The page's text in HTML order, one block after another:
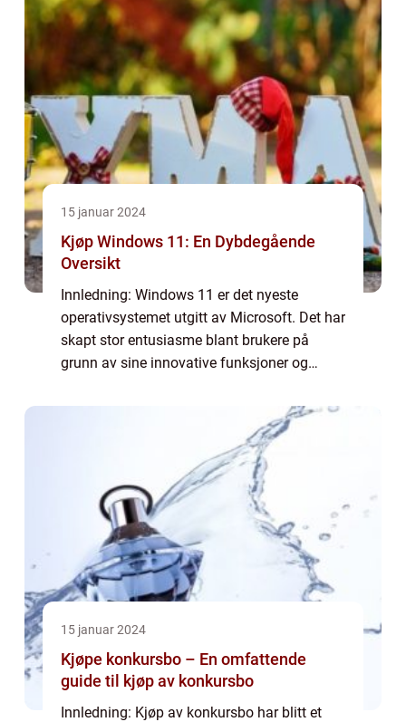
15 januar 2024
Kjøp Windows 11: En Dybdegående
Oversikt
Innledning: Windows 11 er det nyeste
operativsystemet utgitt av Microsoft. Det har
skapt stor entusiasme blant brukere på
grunn av sine innovative funksjoner og
artikkelen vil gi en grundig oversikt over kjøp
15 januar 2024
Kjøpe konkursbo – En omfattende
guide til kjøp av konkursbo
Innledning: Kjøp av konkursbo har blitt et